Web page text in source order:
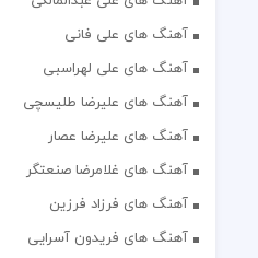
آهنگ های علی فانی
آهنگ های علی لهراسبی
آهنگ های علیرضا طلیسچی
آهنگ های علیرضا عصار
آهنگ های غلامرضا صنعتگر
آهنگ های فرزاد فرزین
آهنگ های فریدون آسرایی